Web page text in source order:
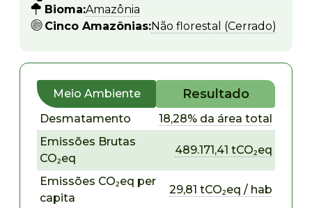
Bioma:Amazônia
Cinco Amazônias:Não florestal (Cerrado)
Meio Ambiente Resultado
Desmatamento
18,28% da área total
Emissões Brutas
CO₂eq
489.171,41 tCO₂eq
Emissões CO₂eq per
capita
29,81 tCO₂eq / hab